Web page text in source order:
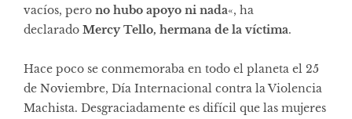
vacíos, pero no hubo apoyo ni nada«, ha
declarado Mercy Tello, hermana de la víctima.
Hace poco se conmemoraba en todo el planeta el 25
de Noviembre, Día Internacional contra la Violencia
Machista. Desgraciadamente es difícil que las mujeres